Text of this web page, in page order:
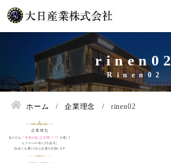
rinen02
ホーム 企業理念 rinen02